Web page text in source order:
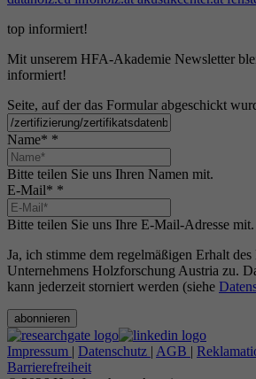
top informiert!
Mit unserem HFA-Akademie Newsletter
informiert!
Seite, auf der das Formular abgeschickt
Name* *
Bitte teilen Sie uns Ihren Namen mit.
E-Mail* *
Bitte teilen Sie uns Ihre E-Mail-Adresse mit.
Ja, ich stimme dem regelmäßigen Erhalt des
Unternehmens Holzforschung Austria zu.
kann jederzeit storniert werden (siehe
abonnieren
Impressum | Datenschutz | AGB |
Barrierefreiheit